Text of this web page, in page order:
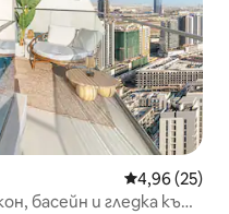
Средна
4,96 (25)
басейн и гледка към